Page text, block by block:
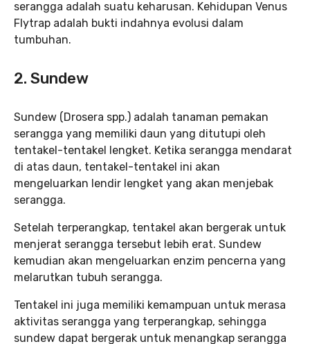
serangga adalah suatu keharusan. Kehidupan Venus
Flytrap adalah bukti indahnya evolusi dalam
tumbuhan.
2. Sundew
Sundew (Drosera spp.) adalah tanaman pemakan
serangga yang memiliki daun yang ditutupi oleh
tentakel-tentakel lengket. Ketika serangga mendarat
di atas daun, tentakel-tentakel ini akan
mengeluarkan lendir lengket yang akan menjebak
serangga.
Setelah terperangkap, tentakel akan bergerak untuk
menjerat serangga tersebut lebih erat. Sundew
kemudian akan mengeluarkan enzim pencerna yang
melarutkan tubuh serangga.
Tentakel ini juga memiliki kemampuan untuk merasa
aktivitas serangga yang terperangkap, sehingga
sundew dapat bergerak untuk menangkap serangga